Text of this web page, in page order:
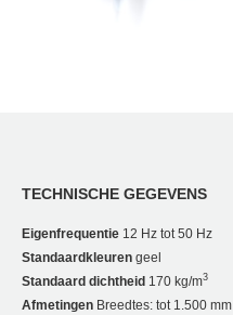
TECHNISCHE GEGEVENS
Eigenfrequentie 12 Hz tot 50 Hz
Standaardkleuren geel
Standaard dichtheid 170 kg/m3
Afmetingen Breedtes: tot 1.500 mm